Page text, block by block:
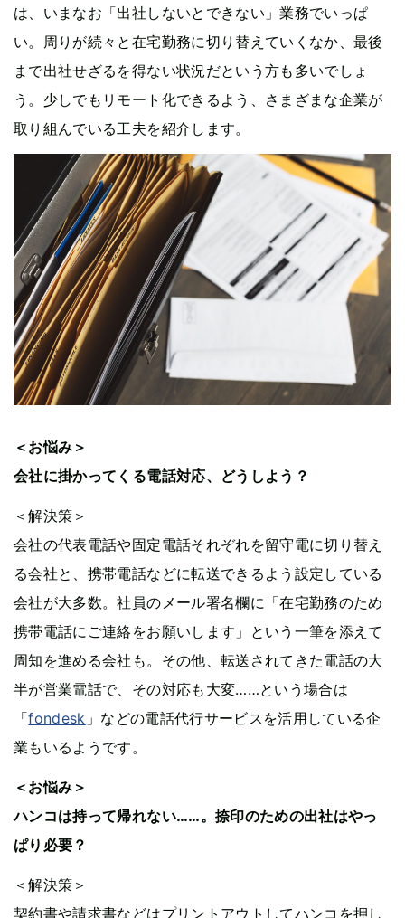
は、いまなお「出社しないとできない」業務でいっぱ
い。周りが続々と在宅勤務に切り替えていくなか、最後
まで出社せざるを得ない状況だという方も多いでしょ
う。少しでもリモート化できるよう、さまざまな企業が
取り組んでいる工夫を紹介します。
＜お悩み＞
会社に掛かってくる電話対応、どうしよう？
＜解決策＞
会社の代表電話や固定電話それぞれを留守電に切り替え
る会社と、携帯電話などに転送できるよう設定している
会社が大多数。社員のメール署名欄に「在宅勤務のため
携帯電話にご連絡をお願いします」という一筆を添えて
周知を進める会社も。その他、転送されてきた電話の大
半が営業電話で、その対応も大変……という場合は
「fondesk 」などの電話代行サービスを活用している企
業もいるようです。
＜お悩み＞
ハンコは持って帰れない……。捺印のための出社はやっ
ぱり必要？
＜解決策＞
契約書や請求書などはプリントアウトしてハンコを押し